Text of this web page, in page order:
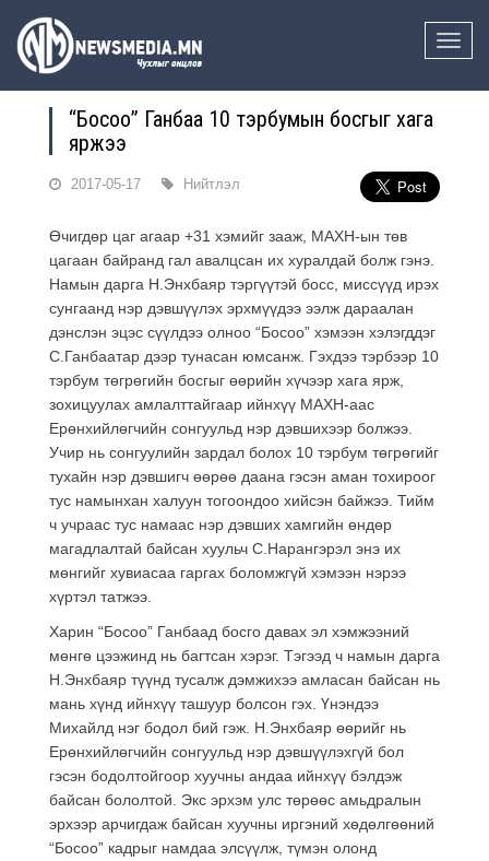
Toggle
“Босоо” Ганбаа 10 тэрбумын босгыг хага
яржээ
2017-05-17 Нийтлэл
Өчигдөр цаг агаар +31 хэмийг зааж, МАХН-ын төв
цагаан байранд гал авалцсан их хуралдай болж гэнэ.
Намын дарга Н.Энхбаяр тэргүүтэй босс, миссүүд ирэх
сунгаанд нэр дэвшүүлэх эрхмүүдээ ээлж дараалан
дэнслэн эцэс сүүлдээ олноо “Босоо” хэмээн хэлэгддэг
С.Ганбаатар дээр тунасан юмсанж. Гэхдээ тэрбээр 10
тэрбум төгрөгийн босгыг өөрийн хүчээр хага ярж,
зохицуулах амлалттайгаар ийнхүү МАХН-аас
Ерөнхийлөгчийн сонгуульд нэр дэвшихээр болжээ.
Учир нь сонгуулийн зардал болох 10 тэрбум төгрөгийг
тухайн нэр дэвшигч өөрөө даана гэсэн аман тохироог
тус намынхан халуун тогоондоо хийсэн байжээ. Тийм
ч учраас тус намаас нэр дэвших хамгийн өндөр
магадлалтай байсан хуульч С.Нарангэрэл энэ их
мөнгийг хувиасаа гаргах боломжгүй хэмээн нэрээ
хүртэл татжээ.
Харин “Босоо” Ганбаад босго давах эл хэмжээний
мөнгө цээжинд нь багтсан хэрэг. Тэгээд ч намын дарга
Н.Энхбаяр түүнд тусалж дэмжихээ амласан байсан нь
мань хүнд ийнхүү ташуур болсон гэх. Үнэндээ
Михайлд нэг бодол бий гэж. Н.Энхбаяр өөрийг нь
Ерөнхийлөгчийн сонгуульд нэр дэвшүүлэхгүй бол
гэсэн бодолтойгоор хуучны андаа ийнхүү бэлдэж
байсан бололтой. Экс эрхэм улс төрөөс амьдралын
эрхээр арчигдаж байсан хуучны иргэний хөдөлгөөний
“Босоо” кадрыг намдаа элсүүлж, түмэн олонд